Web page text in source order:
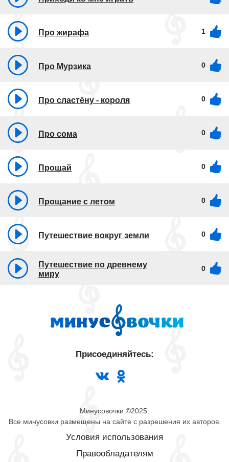
Про жирафа 1
Про Мурзика 0
Про сластёну - короля 0
Про сома 0
Прощай 0
Прощание с летом 0
Путешествие вокруг земли 0
Путешествие по древнему
миру
0
Минусовочки ©2025.
Все минусовки размещены на сайте с разрешения их авторов.
Условия использования
Правообладателям
Присоединяйтесь: